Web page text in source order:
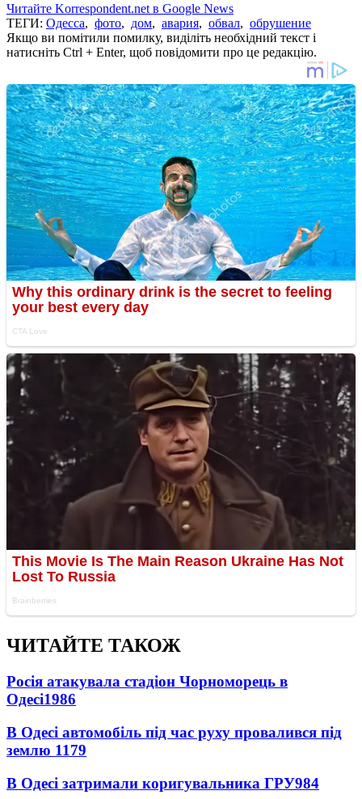
Читайте Korrespondent.net в Google News
ТЕГИ: Одесса, фото, дом, авария, обвал, обрушение
Якщо ви помітили помилку, виділіть необхідний текст і
натисніть Ctrl + Enter, щоб повідомити про це редакцію.
ЧИТАЙТЕ ТАКОЖ
Росія атакувала стадіон Чорноморець в
Одесі1986
В Одесі автомобіль під час руху провалився під
землю 1179
В Одесі затримали коригувальника ГРУ984